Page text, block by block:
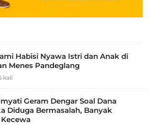
Habisi Nyawa Istri dan Anak di
Menes Pandeglang
kali
Geram Dengar Soal Dana
Diduga Bermasalah, Banyak